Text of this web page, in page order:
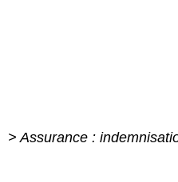
> Assurance :